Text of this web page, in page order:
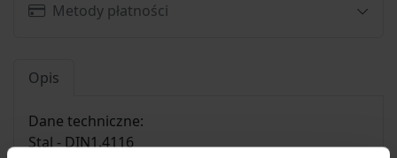
Metody płatności
Opis
Dane techniczne:
Stal - DIN1.4116